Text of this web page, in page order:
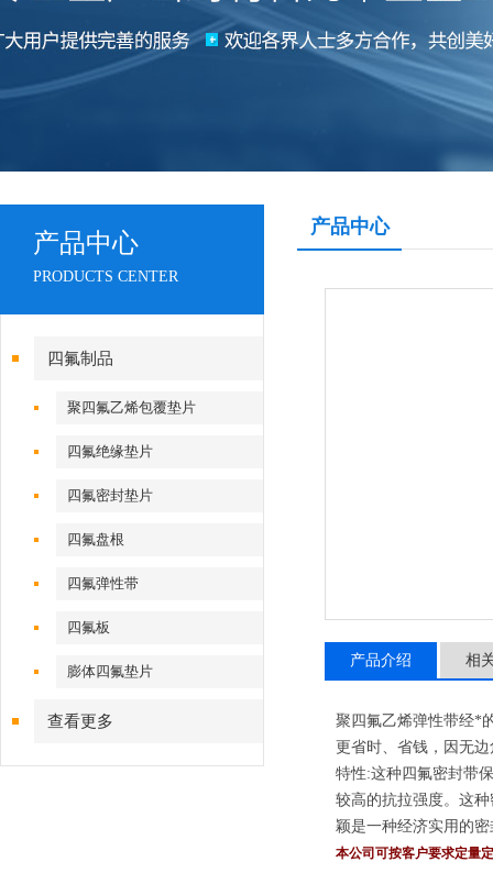
产品中心
PRODUCTS CENTER
四氟制品
聚四氟乙烯包覆垫片
四氟绝缘垫片
四氟密封垫片
四氟盘根
四氟弹性带
四氟板
膨体四氟垫片
查看更多
产品中心
产品介绍 相
聚四氟乙烯弹性带经*
更省时、省钱，因无
特性:这种四氟密封带
较高的抗拉强度。这
颖是一种经济实用的
本公司可按客户要求定量